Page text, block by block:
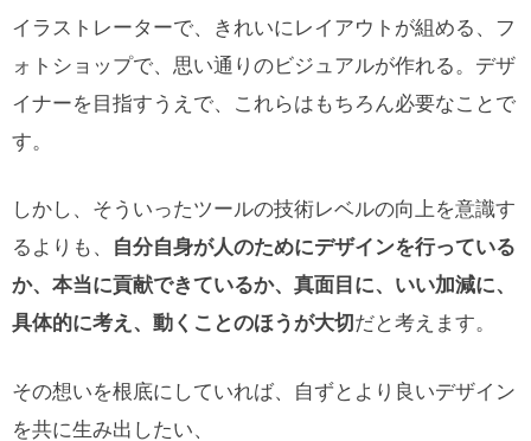
イラストレーターで、きれいにレイアウトが組める、フ
ォトショップで、思い通りのビジュアルが作れる。デザ
イナーを目指すうえで、これらはもちろん必要なことで
す。
しかし、そういったツールの技術レベルの向上を意識す
るよりも、
自分自身が人のためにデザインを行っている
か、本当に貢献できているか、真面目に、いい加減に、
具体的に考え、動くことのほうが大切だと考えます。
その想いを根底にしていれば、自ずとより良いデザイン
を共に生み出したい、